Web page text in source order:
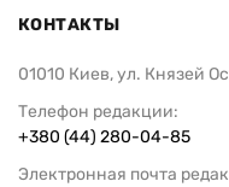
КОНТАКТЫ
01010 Киев, ул. Князей
Телефон редакции:
+380 (44) 280-04-85
Электронная почта